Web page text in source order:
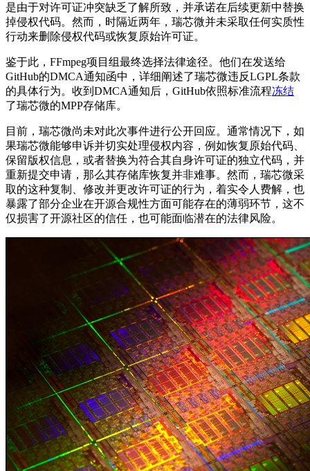
是由于对许可证冲突缺乏了解所致，并承诺在后续更新中替换
掉侵权代码。然而，时隔近两年，瑞芯微并未采取任何实质性
行动来删除侵权代码或恢复原始许可证。
鉴于此，FFmpeg项目组最终选择法律途径。他们在发送给
GitHub的DMCA通知函中，详细阐述了瑞芯微违反LGPL条款
的具体行为。收到DMCA通知后，GitHub依照标准流程冻结
了瑞芯微的MPP存储库。
目前，瑞芯微尚未对此次事件进行公开回应。通常情况下，如
果瑞芯微能够申诉并切实处理侵权内容，例如恢复原始代码、
保留版权信息，或者替换为符合其自身许可证的独立代码，并
重新提交申请，那么其存储库恢复并非难事。然而，瑞芯微采
取的这种复制、修改并更改许可证的行为，着实令人费解，也
暴露了部分企业在开源合规性方面可能存在的薄弱环节，这不
仅损害了开源社区的信任，也可能面临潜在的法律风险。